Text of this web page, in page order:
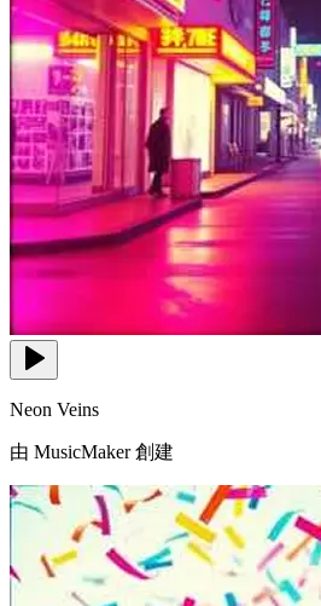
Neon Veins
由 MusicMaker 創建